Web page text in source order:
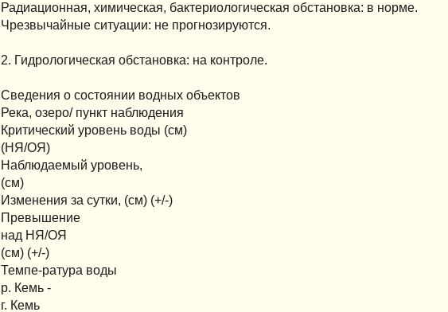
Радиационная, химическая, бактериологическая обстановка: в норме.
Чрезвычайные ситуации: не прогнозируются.
2. Гидрологическая обстановка: на контроле.
Сведения о состоянии водных объектов
Река, озеро/ пункт наблюдения
Критический уровень воды (см)
(НЯ/ОЯ)
Наблюдаемый уровень,
(см)
Изменения за сутки, (см) (+/-)
Превышение
над НЯ/ОЯ
(см) (+/-)
Темпе-ратура воды
р. Кемь -
г. Кемь